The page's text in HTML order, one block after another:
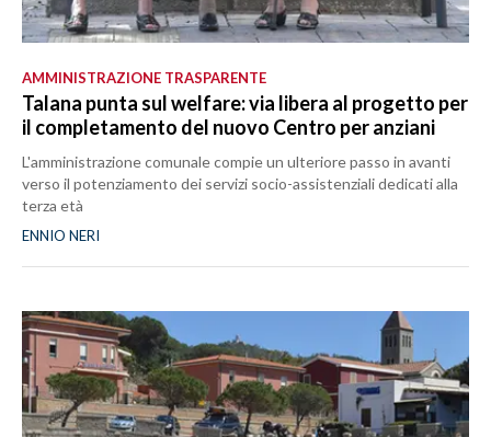
AMMINISTRAZIONE TRASPARENTE
Talana punta sul welfare: via libera al progetto per
il completamento del nuovo Centro per anziani
L'amministrazione comunale compie un ulteriore passo in avanti
verso il potenziamento dei servizi socio-assistenziali dedicati alla
terza età
ENNIO NERI